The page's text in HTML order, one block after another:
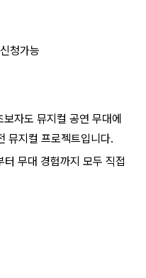
청가능
자도 뮤지컬 공연 무대에
뮤지컬 프로젝트입니다.
터 무대 경험까지 모두 직접